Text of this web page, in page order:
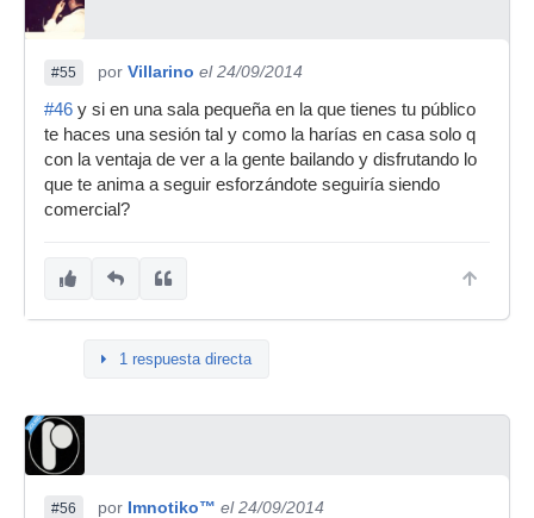
#55 por Villarino el 24/09/2014
#46 y si en una sala pequeña en la que tienes tu público
te haces una sesión tal y como la harías en casa solo q
con la ventaja de ver a la gente bailando y disfrutando lo
que te anima a seguir esforzándote seguiría siendo
comercial?
1 respuesta directa
#56 por Imnotiko™ el 24/09/2014